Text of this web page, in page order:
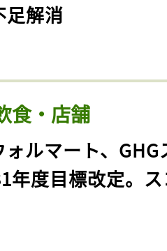
足解消
食・店舗
ォルマート、GHG
年度目標改定。